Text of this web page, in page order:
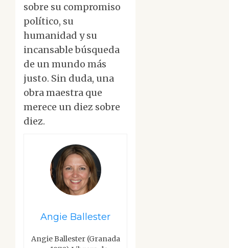
sobre su compromiso
político, su
humanidad y su
incansable búsqueda
de un mundo más
justo. Sin duda, una
obra maestra que
merece un diez sobre
diez.
Angie Ballester
Angie Ballester (Granada